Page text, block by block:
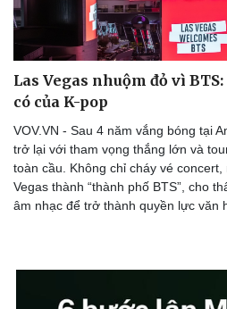
Las Vegas nhuộm đỏ vì
có của K-pop
VOV.VN - Sau 4 năm vắng bóng tại
trở lại với tham vọng thắng lớn và
toàn cầu. Không chỉ cháy vé
Vegas thành “thành phố BTS”, cho
âm nhạc để trở thành quyền lực văn